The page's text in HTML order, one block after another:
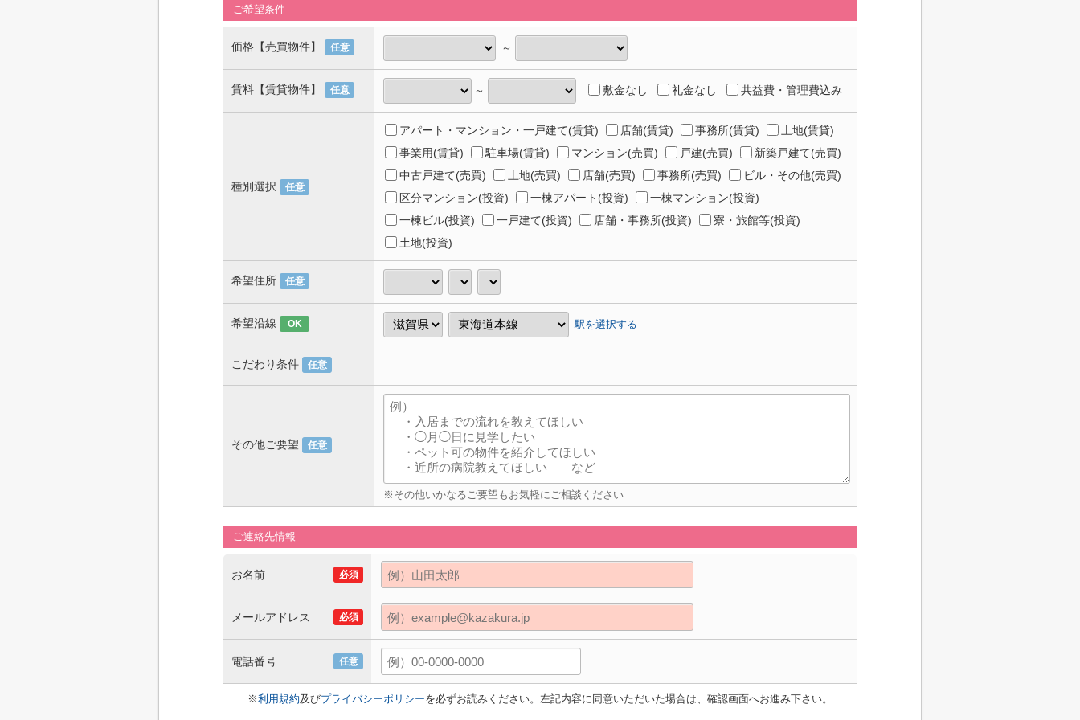
ご希望条件
価格【売買物件】 任意 ～
賃料【賃貸物件】 任意 ～ 敷金なし 礼金なし 共益費・管理費込み
種別選択 任意
アパート・マンション・一戸建て(賃貸) 店舗(賃貸) 事務所(賃貸)
土地(賃貸)
事業用(賃貸)
駐車場(賃貸) マンション(売買) 戸建(売買)
新築戸建て(売買)
中古戸建て(売買)
土地(売買) 店舗(売買) 事務所(売買)
ビル・その他(売買)
区分マンション(投資)
一棟アパート(投資)
一棟マンション(投資)
一棟ビル(投資)
一戸建て(投資) 店舗・事務所(投資)
寮・旅館等(投資)
土地(投資)
希望住所 任意
希望沿線 OK 駅を選択する
こだわり条件 任意
その他ご要望 任意
※その他いかなるご要望もお気軽にご相談ください
ご連絡先情報
お名前 必須
メールアドレス 必須
電話番号 任意
※利用規約及びプライバシーポリシーを必ずお読みください。左記内容に同意いただいた場合は、確認画面へお進み下さい。